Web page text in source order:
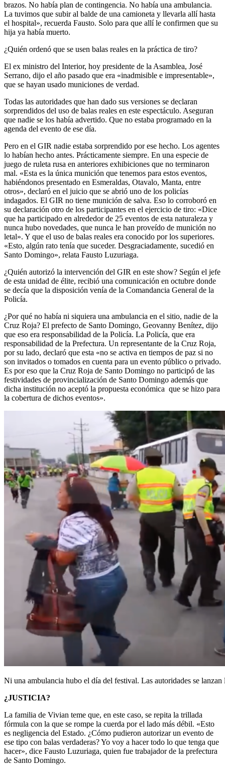
brazos. No había plan de contingencia. No había una ambulancia.
La tuvimos que subir al balde de una camioneta y llevarla allí hasta
el hospital», recuerda Fausto. Solo para que allí le confirmen que su
hija ya había muerto.
¿Quién ordenó que se usen balas reales en la práctica de tiro?
El ex ministro del Interior, hoy presidente de la Asamblea, José
Serrano, dijo el año pasado que era «inadmisible e impresentable»,
que se hayan usado municiones de verdad.
Todas las autoridades que han dado sus versiones se declaran
sorprendidos del uso de balas reales en este espectáculo. Aseguran
que nadie se los había advertido. Que no estaba programado en la
agenda del evento de ese día.
Pero en el GIR nadie estaba sorprendido por ese hecho. Los agentes
lo habían hecho antes. Prácticamente siempre. En una especie de
juego de ruleta rusa en anteriores exhibiciones que no terminaron
mal. «Esta es la única munición que tenemos para estos eventos,
habiéndonos presentado en Esmeraldas, Otavalo, Manta, entre
otros», declaró en el juicio que se abrió uno de los policías
indagados. El GIR no tiene munición de salva. Eso lo corroboró en
su declaración otro de los participantes en el ejercicio de tiro: «Dice
que ha participado en alrededor de 25 eventos de esta naturaleza y
nunca hubo novedades, que nunca le han proveído de munición no
letal». Y que el uso de balas reales era conocido por los superiores.
«Esto, algún rato tenía que suceder. Desgraciadamente, sucedió en
Santo Domingo», relata Fausto Luzuriaga.
¿Quién autorizó la intervención del GIR en este show? Según el jefe
de esta unidad de élite, recibió una comunicación en octubre donde
se decía que la disposición venía de la Comandancia General de la
Policía.
¿Por qué no había ni siquiera una ambulancia en el sitio, nadie de la
Cruz Roja? El prefecto de Santo Domingo, Geovanny Benítez, dijo
que eso era responsabilidad de la Policía. La Policía, que era
responsabilidad de la Prefectura. Un representante de la Cruz Roja,
por su lado, declaró que esta «no se activa en tiempos de paz si no
son invitados o tomados en cuenta para un evento público o privado.
Es por eso que la Cruz Roja de Santo Domingo no participó de las
festividades de provincialización de Santo Domingo además que
dicha institución no aceptó la propuesta económica que se hizo para
la cobertura de dichos eventos».
Ni una ambulancia hubo el día del festival. Las autoridades se
¿JUSTICIA?
La familia de Vivian teme que, en este caso, se repita la trillada
fórmula con la que se rompe la cuerda por el lado más débil. «Esto
es negligencia del Estado. ¿Cómo pudieron autorizar un evento de
ese tipo con balas verdaderas? Yo voy a hacer todo lo que tenga que
hacer», dice Fausto Luzuriaga, quien fue trabajador de la prefectura
de Santo Domingo.